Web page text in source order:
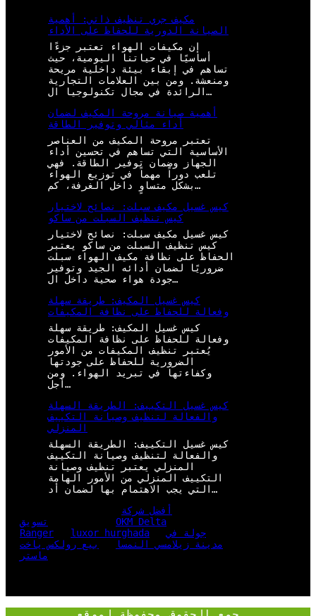
مكيف جري تنظيف ذاتي: أهمية
الصيانة الدورية للحفاظ على الأداء
إن مكيفات الهواء تعتبر جزءًا
أساسيًا في حياتنا اليومية، حيث
تساهم في إبقاء بيئة داخلية مريحة
ومنعشة. ومن بين العلامات التجارية
الرائدة في مجال تكنولوجيا ال…
أهمية صيانة مروحة المكيف لضمان
أداء مثالي وتوفير الطاقة
تعتبر مروحة المكيف من العناصر
الأساسية التي تساهم في تحسين أداء
الجهاز وضمان توفير الطاقة. فهي
تلعب دوراً مهماً في توزيع الهواء
بشكل متساوٍ داخل الغرفة، كم…
كيس غسيل مكيف سبلت: نصائح لاختيار
كيس تنظيف السبلت من ساكو
كيس غسيل مكيف سبلت: نصائح لاختيار
كيس تنظيف السبلت من ساكو يعتبر
الحفاظ على نظافة مكيف الهواء سبلت
ضروريًا لضمان أدائه الجيد وتوفير
جودة هواء صحية داخل ال…
كيس غسيل المكيف: طريقة سهلة
وفعالة للحفاظ على نظافة المكيفات
كيس غسيل المكيف: طريقة سهلة
وفعالة للحفاظ على نظافة المكيفات
يُعتبر تنظيف المكيفات من الأمور
الضرورية للحفاظ على جودتها
وكفاءتها في تبريد الهواء. ومن
أجل…
كيس غسيل التكييف: الطريقة السهلة
والفعالة لتنظيف وصيانة التكييف
المنزلي
كيس غسيل التكييف: الطريقة السهلة
والفعالة لتنظيف وصيانة التكييف
المنزلي يعتبر تنظيف وصيانة
التكييف المنزلي من الأمور الهامة
التي يجب الاهتمام بها لضمان أد…
أفضل شركة
تسويق
OKM Delta
Ranger
luxor hurghada
جولة في
مدينة زيلامسي النمسا
بيع رولكس ياخت
ماستر